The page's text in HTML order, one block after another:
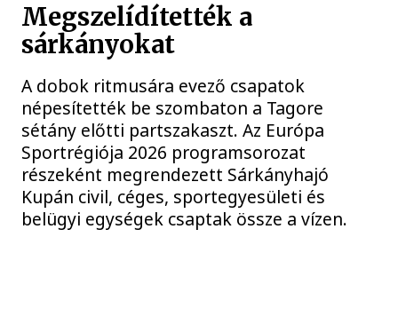
Megszelídítették a
sárkányokat
A dobok ritmusára evező csapatok
népesítették be szombaton a Tagore
sétány előtti partszakaszt. Az Európa
Sportrégiója 2026 programsorozat
részeként megrendezett Sárkányhajó
Kupán civil, céges, sportegyesületi és
belügyi egységek csaptak össze a vízen.